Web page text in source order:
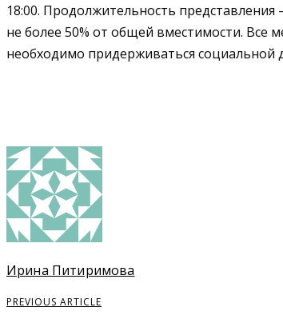
18:00. Продолжительность
не более 50% от общей вместимости. Все
необходимо придерживаться социальной
Ирина Питиримова
PREVIOUS ARTICLE